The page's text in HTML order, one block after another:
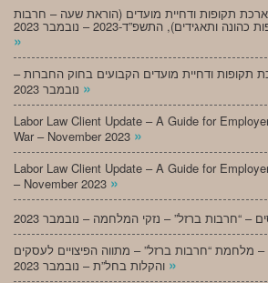
תקופות ודחיית מועדים (הוראת שעה – חרבות
התשפ”ד-2023 – נובמבר 2023
»
תקופות ודחיית מועדים הקבועים בחוק החברות –
»
Labor Law Client Update – A Guide for
War – November 2023 »
Labor Law Client Update – A Guide for
– November 2023 »
– מלחמת “חרבות ברזל” – מתווה הפיצויים לעסקים
»